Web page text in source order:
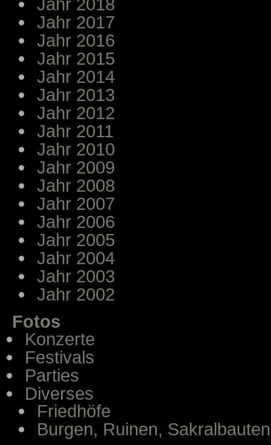
Jahr 2018
Jahr 2017
Jahr 2016
Jahr 2015
Jahr 2014
Jahr 2013
Jahr 2012
Jahr 2011
Jahr 2010
Jahr 2009
Jahr 2008
Jahr 2007
Jahr 2006
Jahr 2005
Jahr 2004
Jahr 2003
Jahr 2002
Fotos
Konzerte
Festivals
Parties
Diverses
Friedhöfe
Burgen, Ruinen, Sakralbauten